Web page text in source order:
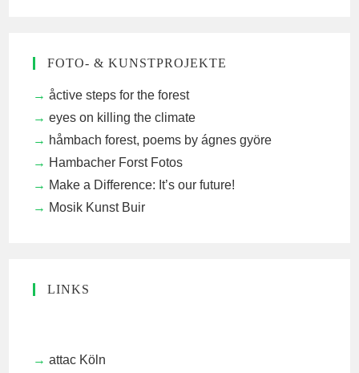
FOTO- & KUNSTPROJEKTE
åctive steps for the forest
eyes on killing the climate
håmbach forest, poems by ágnes györe
Hambacher Forst Fotos
Make a Difference: It’s our future!
Mosik Kunst Buir
LINKS
attac Köln